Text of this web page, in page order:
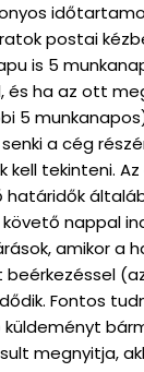
postai
is 5
és ha az ott
5
a cég
tekinteni.
határidők
nappal
amikor a
Fontos
megnyitja,